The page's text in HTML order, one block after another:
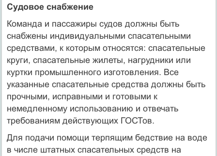
Судовое снабжение
Команда и пассажиры судов должны быть
снабжены индивидуальными спасательными
средствами, к которым относятся: спасательные
круги, спасательные жилеты, нагрудники или
куртки промышленного изготовления. Все
указанные спасательные средства должны быть
прочными, исправными и готовыми к
немедленному использованию и отвечать
требованиям действующих ГОСТов.
Для подачи помощи терпящим бедствие на воде
в числе штатных спасательных средств на